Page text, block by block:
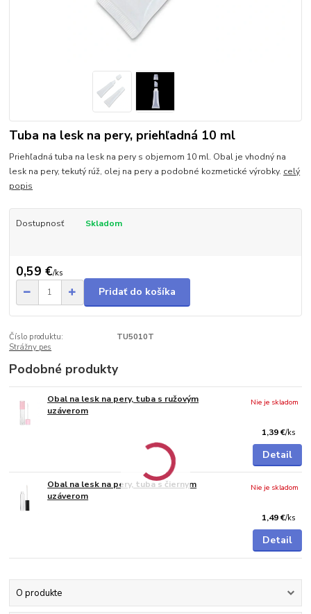
Tuba na lesk na pery, priehľadná 10 ml
Priehľadná tuba na lesk na pery s objemom 10 ml. Obal je vhodný na
lesk na pery, tekutý rúž, olej na pery a podobné kozmetické výrobky. celý
popis
Dostupnosť Skladom
0,59 €/ks
Pridať do košíka
Číslo produktu:
TU5010T
Strážny pes
Podobné produkty
Obal na lesk na pery, tuba s ružovým
uzáverom
1,39 €/ks
Nie je skladom
Detail
Obal na lesk na pery, tuba s čiernym
uzáverom
1,49 €/ks
Nie je skladom
Detail
O produkte